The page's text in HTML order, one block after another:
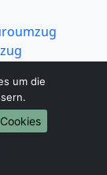
um die